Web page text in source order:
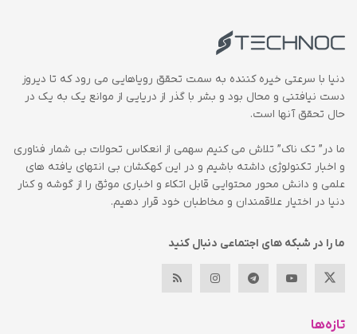
دنیا با سرعتی خیره کننده به سمت تحقق رویاهایی می رود که تا دیروز
دست نیافتنی و محال بود و بشر با گذر از دریایی از موانع یک به یک در
حال تحقق آنها است.
ما در” تک ناک” تلاش می کنیم سهمی از انعکاس تحولات بی شمار فناوری
و اخبار تکنولوژی داشته باشیم و در این کهکشان بی انتهای یافته های
علمی و دانش محور محتوایی قابل اتکاء و اخباری موثق را از گوشه و کنار
دنیا در اختیار علاقمندان و مخاطبان خود قرار دهیم.
ما را در شبکه های اجتماعی دنبال کنید
تازه‌ها